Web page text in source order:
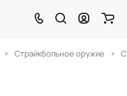
Страйкбольное оружие